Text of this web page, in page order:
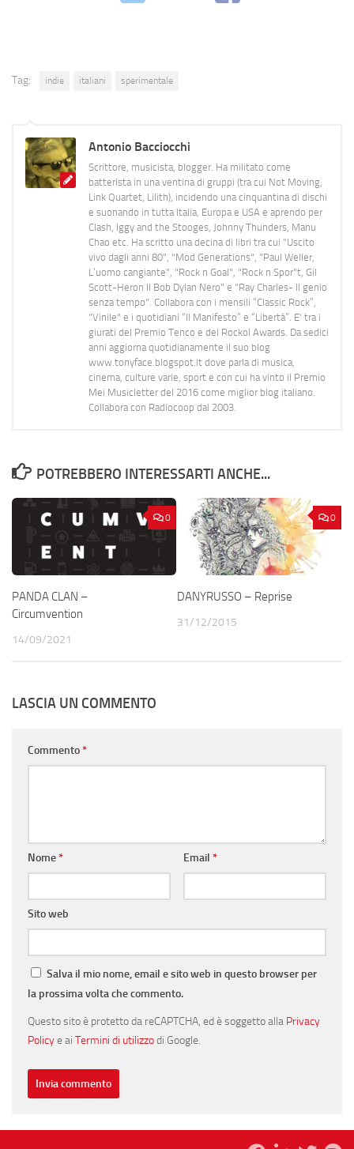
Tag: indie italiani sperimentale
Antonio Bacciocchi
Scrittore, musicista, blogger. Ha militato come
batterista in una ventina di gruppi (tra cui Not Moving,
Link Quartet, Lilith), incidendo una cinquantina di dischi
e suonando in tutta Italia, Europa e USA e aprendo per
Clash, Iggy and the Stooges, Johnny Thunders, Manu
Chao etc. Ha scritto una decina di libri tra cui "Uscito
vivo dagli anni 80", "Mod Generations", "Paul Weller,
L’uomo cangiante", "Rock n Goal", "Rock n Spor"t, Gil
Scott-Heron Il Bob Dylan Nero" e "Ray Charles- Il genio
senza tempo". Collabora con i mensili “Classic Rock”,
"Vinile" e i quotidiani “Il Manifesto” e “Libertà”. E' tra i
giurati del Premio Tenco e del Rockol Awards. Da sedici
anni aggiorna quotidianamente il suo blog
www.tonyface.blogspot.it dove parla di musica,
cinema, culture varie, sport e con cui ha vinto il Premio
Mei Musicletter del 2016 come miglior blog italiano.
Collabora con Radiocoop dal 2003.
POTREBBERO INTERESSARTI ANCHE...
0
PANDA CLAN –
Circumvention
14/09/2021
0
DANYRUSSO – Reprise
31/12/2015
LASCIA UN COMMENTO
Commento*
Nome* Email *
Sito web
Salva il mio nome, email e sito web in questo browser per
la prossima volta che commento.
Questo sito è protetto da reCAPTCHA, ed è soggetto alla Privacy
Policye ai Termini di utilizzodi Google.